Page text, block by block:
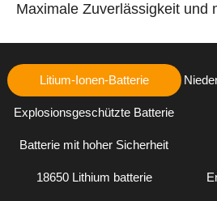
Maximale Zuverlässigkeit und
Litium-Ionen-Batterie
Explosionsgeschützte Batterie
Batterie mit hoher Sicherheit
18650 Lithium batterie